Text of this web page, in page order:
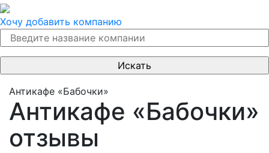
Хочу добавить компанию
Антикафе «Бабочки»
Антикафе «Бабочки»
отзывы